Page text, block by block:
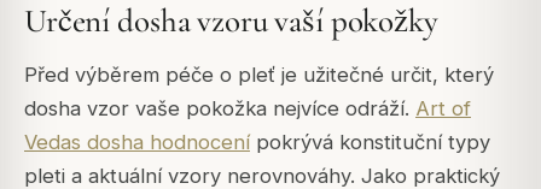
Určení dosha vzoru vaší pokožky
Před výběrem péče o pleť je užitečné určit, který
dosha vzor vaše pokožka nejvíce odráží. Art of
Vedas dosha hodnocenípokrývá konstituční typy
pleti a aktuální vzory nerovnováhy. Jako praktický